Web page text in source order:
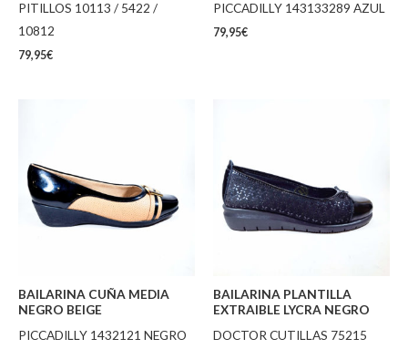
PITILLOS 10113 / 5422 /
10812
79,95€
PICCADILLY 143133289 AZUL
79,95€
BAILARINA CUÑA MEDIA
NEGRO BEIGE
PICCADILLY 1432121 NEGRO
BAILARINA PLANTILLA
EXTRAIBLE LYCRA NEGRO
DOCTOR CUTILLAS 75215